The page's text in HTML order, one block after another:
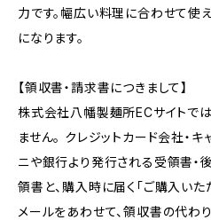
力です。幅広い料理に合わせて使
になります。
【領収書・請求書につきまして】
株式会社八幡製麺所ECサイトで
ません。 クレジットカード会社・
ニや銀行より発行される受領書・
領書と、購入時に届く「ご購入いた
メールをあわせて、領収書の代わ